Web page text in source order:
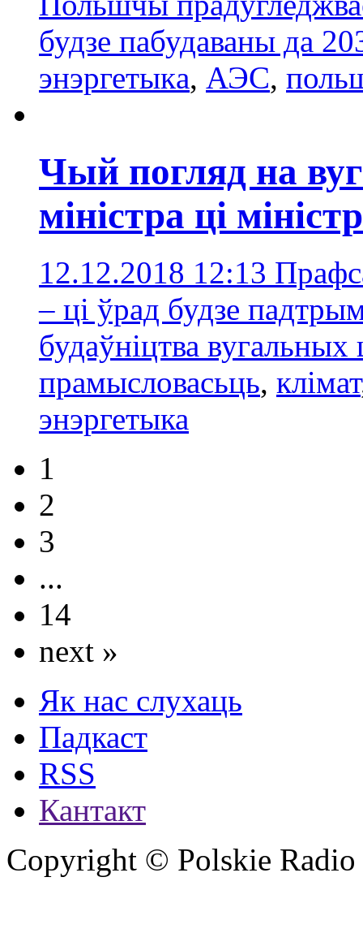
будзе пабудаваны да
энэргетыкa, АЭС,
Чый погляд на
міністра ці
12.12.2018 12:13
– ці ўрад будзе
будаўніцтва
прамысловасьць, клімат
энэргетыка
1
2
3
...
14
next »
Як нас слухаць
Падкаст
RSS
Кантакт
Copyright © Polskie